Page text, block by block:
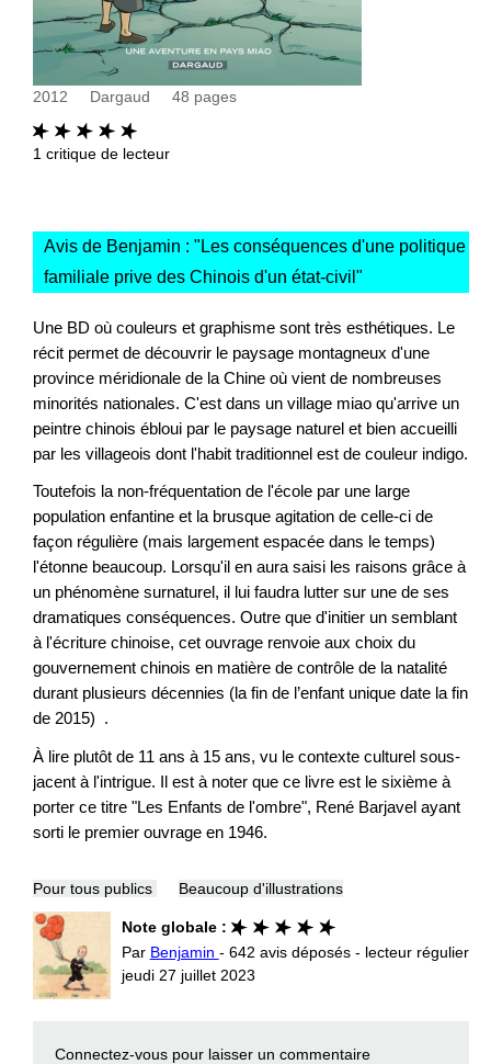
2012 Dargaud 48 pages
1 critique de lecteur
Avis de Benjamin : " Les conséquences d'une politique
familiale prive des Chinois d'un état-civil "
Une BD où couleurs et graphisme sont très esthétiques. Le
récit permet de découvrir le paysage montagneux d'une
province méridionale de la Chine où vient de nombreuses
minorités nationales. C'est dans un village miao qu'arrive un
peintre chinois ébloui par le paysage naturel et bien accueilli
par les villageois dont l'habit traditionnel est de couleur indigo.
Toutefois la non-fréquentation de l'école par une large
population enfantine et la brusque agitation de celle-ci de
façon régulière (mais largement espacée dans le temps)
l'étonne beaucoup. Lorsqu'il en aura saisi les raisons grâce à
un phénomène surnaturel, il lui faudra lutter sur une de ses
dramatiques conséquences. Outre que d'initier un semblant
à l'écriture chinoise, cet ouvrage renvoie aux choix du
gouvernement chinois en matière de contrôle de la natalité
durant plusieurs décennies (la fin de l’enfant unique date la fin
de 2015) .
À lire plutôt de 11 ans à 15 ans, vu le contexte culturel sous-
jacent à l'intrigue. Il est à noter que ce livre est le sixième à
porter ce titre "Les Enfants de l'ombre", René Barjavel ayant
sorti le premier ouvrage en 1946.
Pour tous publics Beaucoup d'illustrations
Note globale :
Par Benjamin - 642 avis déposés - lecteur régulier
jeudi 27 juillet 2023
Connectez-vous pour laisser un commentaire